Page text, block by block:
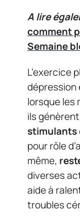
A lire
comment
Semaine
L’exercice
dépression
lorsque les
ils
stimulants
pour rôle
même,
diverses
aide à
troubles